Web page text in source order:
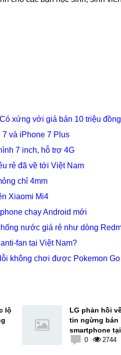
xứng với giá bán 10 triệu
7 và iPhone 7 Plus
7 inch, hỗ trợ 4G
rẻ đã về tới Việt Nam
chỉ 4mm
Xiaomi Mi4
chạy Android mới
nước giá rẻ như dòng
fan tại Việt Nam?
không chơi được Pokemon Go
lộ
LG phản hồi
tin ngừng bán
smartphone
Nam0 2744